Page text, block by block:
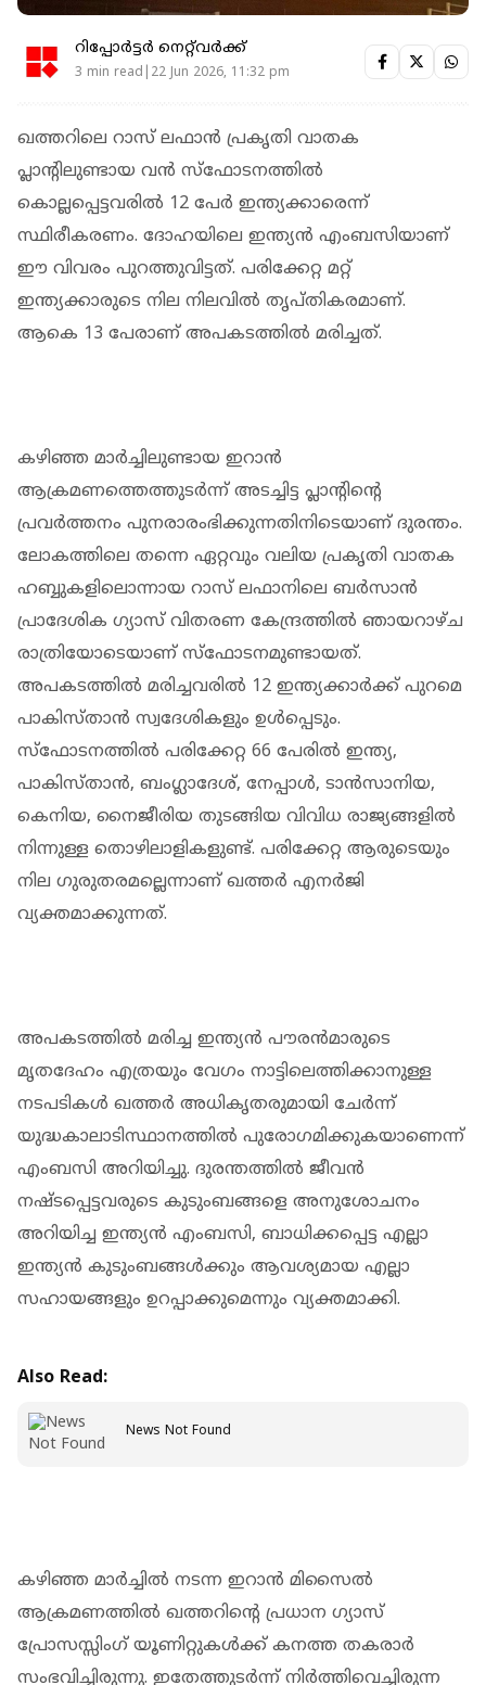
റിപ്പോർട്ടർ നെറ്റ്‌വര്‍ക്ക്‌
3 min read|22 Jun 2026, 11:32 pm
ഖത്തറിലെ റാസ് ലഫാൻ പ്രകൃതി വാതക
പ്ലാന്റിലുണ്ടായ വൻ സ്ഫോടനത്തിൽ
കൊല്ലപ്പെട്ടവരിൽ 12 പേർ ഇന്ത്യക്കാരെന്ന്
സ്ഥിരീകരണം. ദോഹയിലെ ഇന്ത്യൻ എംബസിയാണ്
ഈ വിവരം പുറത്തുവിട്ടത്. പരിക്കേറ്റ മറ്റ്
ഇന്ത്യക്കാരുടെ നില നിലവിൽ തൃപ്തികരമാണ്.
ആകെ 13 പേരാണ് അപകടത്തിൽ മരിച്ചത്.
കഴിഞ്ഞ മാർച്ചിലുണ്ടായ ഇറാൻ
ആക്രമണത്തെത്തുടർന്ന് അടച്ചിട്ട പ്ലാന്റിന്റെ
പ്രവർത്തനം പുനരാരംഭിക്കുന്നതിനിടെയാണ് ദുരന്തം.
ലോകത്തിലെ തന്നെ ഏറ്റവും വലിയ പ്രകൃതി വാതക
ഹബ്ബുകളിലൊന്നായ റാസ് ലഫാനിലെ ബർസാൻ
പ്രാദേശിക ഗ്യാസ് വിതരണ കേന്ദ്രത്തിൽ ഞായറാഴ്ച
രാത്രിയോടെയാണ് സ്ഫോടനമുണ്ടായത്.
അപകടത്തിൽ മരിച്ചവരിൽ 12 ഇന്ത്യക്കാർക്ക് പുറമെ
പാകിസ്താൻ സ്വദേശികളും ഉൾപ്പെടും.
സ്ഫോടനത്തിൽ പരിക്കേറ്റ 66 പേരിൽ ഇന്ത്യ,
പാകിസ്താൻ, ബംഗ്ലാദേശ്, നേപ്പാൾ, ടാൻസാനിയ,
കെനിയ, നൈജീരിയ തുടങ്ങിയ വിവിധ രാജ്യങ്ങളിൽ
നിന്നുള്ള തൊഴിലാളികളുണ്ട്. പരിക്കേറ്റ ആരുടെയും
നില ഗുരുതരമല്ലെന്നാണ് ഖത്തർ എനർജി
വ്യക്തമാക്കുന്നത്.
അപകടത്തിൽ മരിച്ച ഇന്ത്യൻ പൗരൻമാരുടെ
മൃതദേഹം എത്രയും വേഗം നാട്ടിലെത്തിക്കാനുള്ള
നടപടികൾ ഖത്തർ അധികൃതരുമായി ചേർന്ന്
യുദ്ധകാലാടിസ്ഥാനത്തിൽ പുരോഗമിക്കുകയാണെന്ന്
എംബസി അറിയിച്ചു. ദുരന്തത്തിൽ ജീവൻ
നഷ്ടപ്പെട്ടവരുടെ കുടുംബങ്ങളെ അനുശോചനം
അറിയിച്ച ഇന്ത്യൻ എംബസി, ബാധിക്കപ്പെട്ട എല്ലാ
ഇന്ത്യൻ കുടുംബങ്ങൾക്കും ആവശ്യമായ എല്ലാ
സഹായങ്ങളും ഉറപ്പാക്കുമെന്നും വ്യക്തമാക്കി.
Also Read:
News Not Found
കഴിഞ്ഞ മാർച്ചിൽ നടന്ന ഇറാൻ മിസൈൽ
ആക്രമണത്തിൽ ഖത്തറിന്റെ പ്രധാന ഗ്യാസ്
പ്രോസസ്സിംഗ് യൂണിറ്റുകൾക്ക് കനത്ത തകരാർ
സംഭവിച്ചിരുന്നു. ഇതേത്തുടർന്ന് നിർത്തിവെച്ചിരുന്ന